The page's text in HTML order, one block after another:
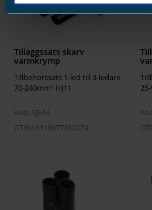
Halogen free
Tilläggssats skarv
varmkrymp
Tillbehörssats 1-led till 3-ledare
70-240mm² HJ11
Kod: SJE43
GTIN: 6418677452079